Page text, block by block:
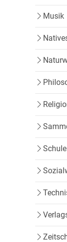
Musik